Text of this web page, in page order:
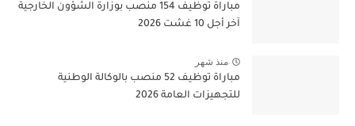
مباراة توظيف 154 منصب بوزارة الشؤون الخارجية
آخر أجل 10 غشت 2026
منذ شهر
مباراة توظيف 52 منصب بالوكالة الوطنية
للتجهيزات العامة 2026